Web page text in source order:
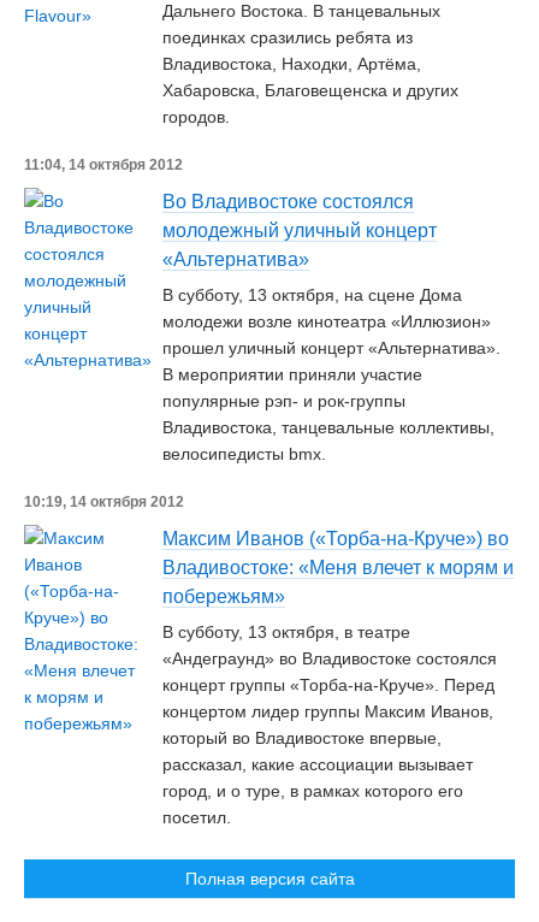
Дальнего Востока. В танцевальных
поединках сразились ребята из
Владивостока, Находки, Артёма,
Хабаровска, Благовещенска и других
городов.
11:04, 14 октября 2012
Во Владивостоке состоялся
молодежный уличный концерт
«Альтернатива»
В субботу, 13 октября, на сцене Дома
молодежи возле кинотеатра «Иллюзион»
прошел уличный концерт «Альтернатива».
В мероприятии приняли участие
популярные рэп- и рок-группы
Владивостока, танцевальные коллективы,
велосипедисты bmx.
10:19, 14 октября 2012
Максим Иванов («Торба-на-Круче») во
Владивостоке: «Меня влечет к морям и
побережьям»
В субботу, 13 октября, в театре
«Андеграунд» во Владивостоке состоялся
концерт группы «Торба-на-Круче». Перед
концертом лидер группы Максим Иванов,
который во Владивостоке впервые,
рассказал, какие ассоциации вызывает
город, и о туре, в рамках которого его
посетил.
Полная версия сайта